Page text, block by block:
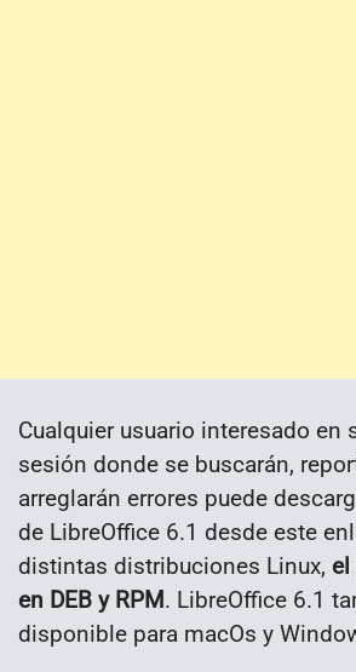
Cualquier usuario interesado en
sesión donde se buscarán,
arreglarán errores puede
de LibreOffice 6.1 desde este
distintas distribuciones Linux, el
en DEB y RPM. LibreOffice 6.1
disponible para macOs y